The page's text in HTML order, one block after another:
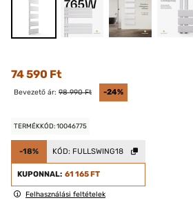
74 590 Ft
Bevezető ár: 98 990 Ft -24%
TERMÉKKÓD: 10046775
-18% KÓD: FULLSWING18
KUPONNAL: 61 165 FT
Felhasználási feltételek